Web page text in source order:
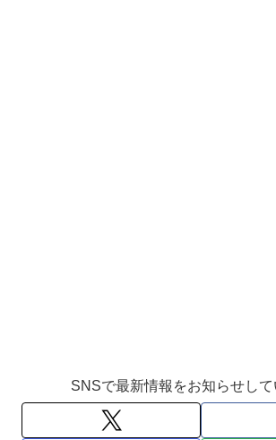
SNSで最新情報をお知らせして